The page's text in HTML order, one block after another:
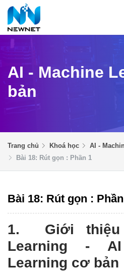
AI - Machine
bản
Trang chủ Khoá học
AI -
Bài 18: Rút gọn : Phần 1
Bài 18: Rút gọn :
1. Giới thiệu
Learning -
Learning cơ bản